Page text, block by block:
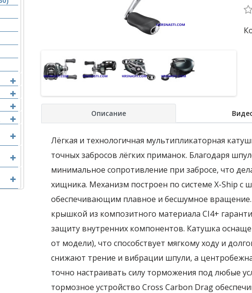
Описание
Лёгкая и технологичная мультипликаторная
точных забросов лёгких приманок. Благодаря
минимальное сопротивление при забросе, что
хищника. Механизм построен по системе X-Ship
обеспечивающим плавное и бесшумное
крышкой из композитного материала CI4+
защиту внутренних компонентов. Катушка
от модели), что способствует мягкому ходу и
снижают трение и вибрации шпули, а
точно настраивать силу торможения под любые
тормозное устройство Cross Carbon Drag